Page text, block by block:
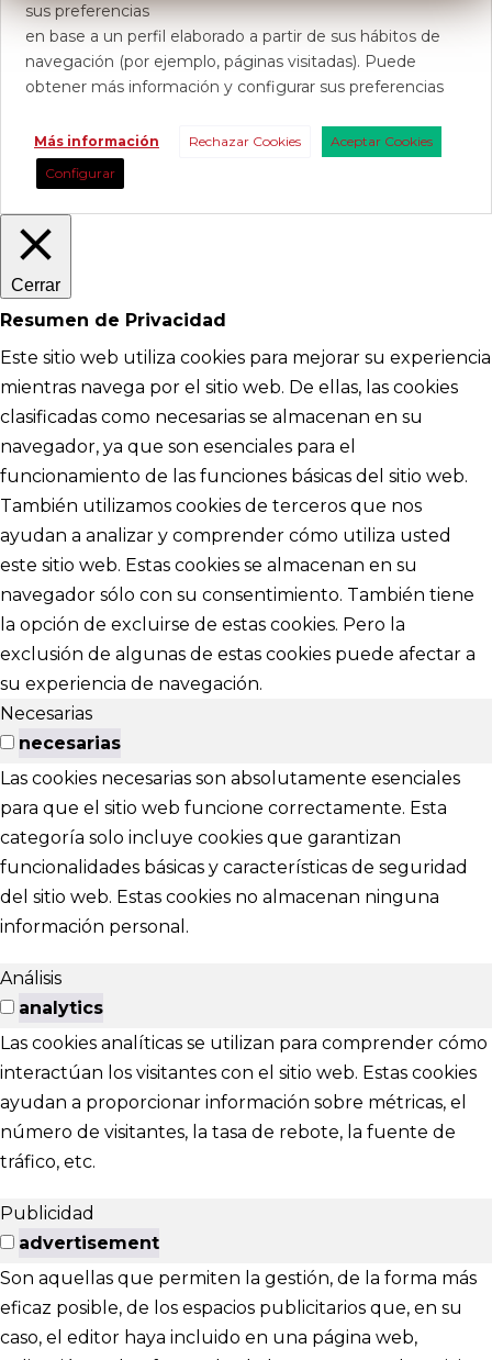
sus preferencias
en base a un perfil elaborado a partir de sus hábitos de
navegación (por ejemplo, páginas visitadas). Puede
obtener más información y configurar sus preferencias
Más información Rechazar Cookies
Aceptar Cookies
Configurar
Cerrar
Resumen de Privacidad
Este sitio web utiliza cookies para mejorar su experiencia
mientras navega por el sitio web. De ellas, las cookies
clasificadas como necesarias se almacenan en su
navegador, ya que son esenciales para el
funcionamiento de las funciones básicas del sitio web.
También utilizamos cookies de terceros que nos
ayudan a analizar y comprender cómo utiliza usted
este sitio web. Estas cookies se almacenan en su
navegador sólo con su consentimiento. También tiene
la opción de excluirse de estas cookies. Pero la
exclusión de algunas de estas cookies puede afectar a
su experiencia de navegación.
Necesarias
necesarias
Las cookies necesarias son absolutamente esenciales
para que el sitio web funcione correctamente. Esta
categoría solo incluye cookies que garantizan
funcionalidades básicas y características de seguridad
del sitio web. Estas cookies no almacenan ninguna
información personal.
Análisis
analytics
Las cookies analíticas se utilizan para comprender cómo
interactúan los visitantes con el sitio web. Estas cookies
ayudan a proporcionar información sobre métricas, el
número de visitantes, la tasa de rebote, la fuente de
tráfico, etc.
Publicidad
advertisement
Son aquellas que permiten la gestión, de la forma más
eficaz posible, de los espacios publicitarios que, en su
caso, el editor haya incluido en una página web,